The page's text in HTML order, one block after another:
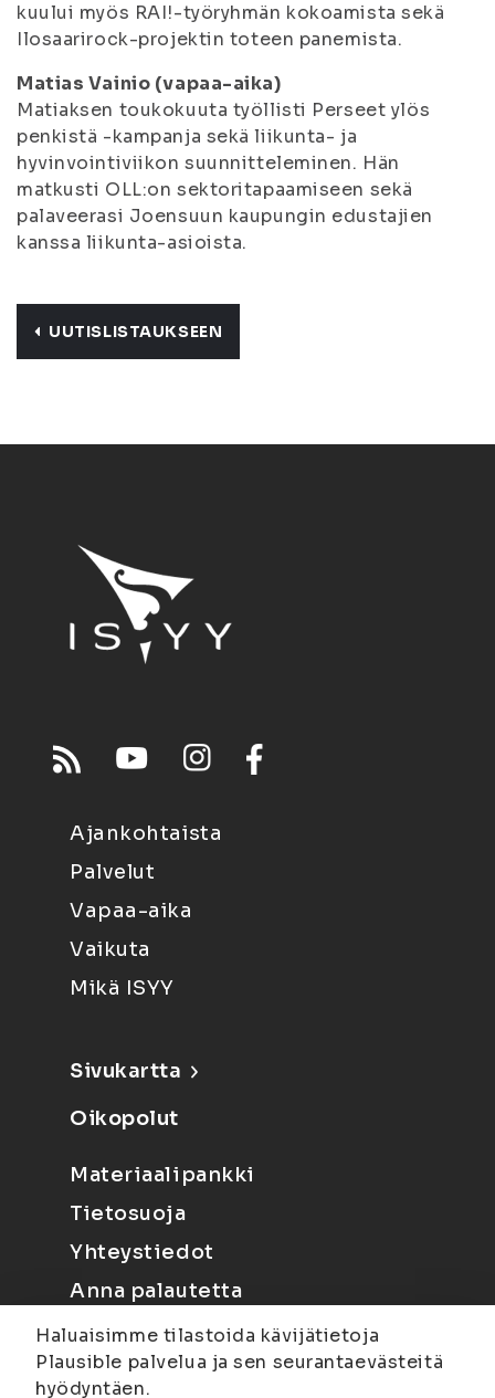
kuului myös RAI!-työryhmän kokoamista sekä
Ilosaarirock-projektin toteen panemista.
Matias Vainio (vapaa-aika)
Matiaksen toukokuuta työllisti Perseet ylös
penkistä -kampanja sekä liikunta- ja
hyvinvointiviikon suunnitteleminen. Hän
matkusti OLL:on sektoritapaamiseen sekä
palaveerasi Joensuun kaupungin edustajien
kanssa liikunta-asioista.
UUTISLISTAUKSEEN
Ajankohtaista
Palvelut
Vapaa-aika
Vaikuta
Mikä ISYY
Sivukartta
Oikopolut
Materiaalipankki
Tietosuoja
Yhteystiedot
Anna palautetta
Haluaisimme tilastoida kävijätietoja
Plausible palvelua ja sen seurantaevästeitä
hyödyntäen.